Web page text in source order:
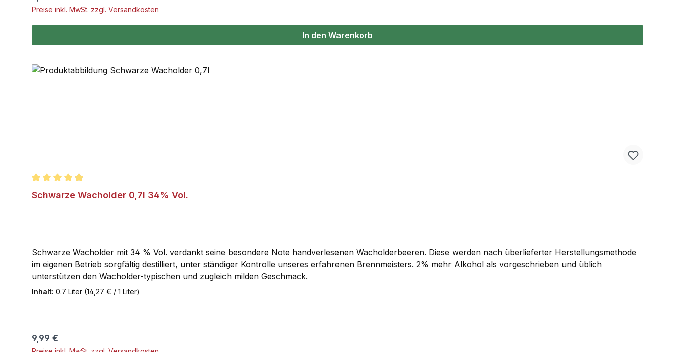
Preise inkl. MwSt. zzgl. Versandkosten
In den Warenkorb
Durchschnittliche Bewertung von 4.9 von 5 Sternen
Schwarze Wacholder 0,7l 34% Vol.
Schwarze Wacholder mit 34 % Vol. verdankt seine besondere Note handverlesenen Wacholderbeeren. Diese werden nach überlieferter Herstellungsmethode
im eigenen Betrieb sorgfältig destilliert, unter ständiger Kontrolle unseres erfahrenen Brennmeisters. 2% mehr Alkohol als vorgeschrieben und üblich
unterstützen den Wacholder-typischen und zugleich milden Geschmack.
Inhalt: 0.7 Liter (14,27 € / 1 Liter)
Regulärer Preis:
9,99 €